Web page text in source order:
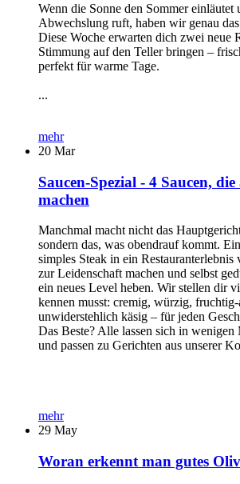
Wenn die Sonne den Sommer einläutet
Abwechslung ruft, haben wir genau
Diese Woche erwarten dich zwei neue
Stimmung auf den Teller bringen –
perfekt für warme Tage.
...
mehr
20 Mar
Saucen-Spezial - 4 Saucen, die
machen
Manchmal macht nicht das
sondern das, was obendrauf kommt.
simples Steak in ein Restauranterlebnis
zur Leidenschaft machen und selbst
ein neues Level heben. Wir stellen dir
kennen musst: cremig, würzig,
unwiderstehlich käsig – für jeden
Das Beste? Alle lassen sich in wenigen
und passen zu Gerichten aus unserer
mehr
29 May
Woran erkennt man gutes